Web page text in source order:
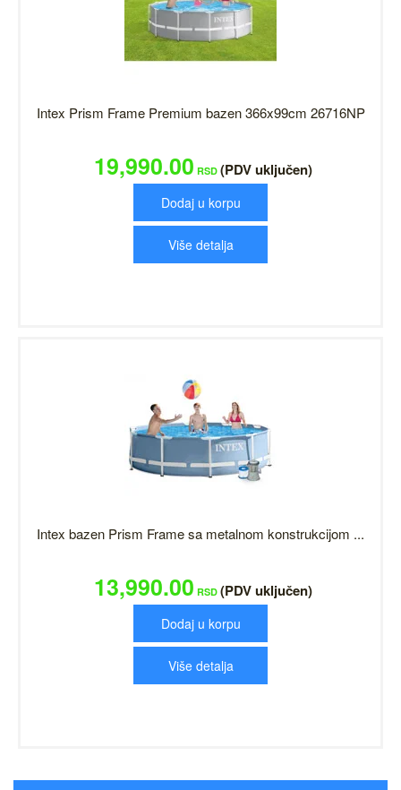
Intex Prism Frame Premium bazen 366x99cm 26716NP
19,990.00 RSD (PDV uključen)
Dodaj u korpu
Više detalja
Intex bazen Prism Frame sa metalnom konstrukcijom ...
13,990.00 RSD (PDV uključen)
Dodaj u korpu
Više detalja